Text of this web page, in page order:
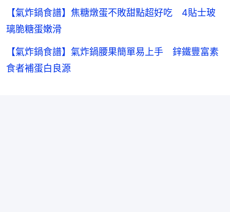
【氣炸鍋食譜】焦糖燉蛋不敗甜點超好吃 4貼士玻
璃脆糖蛋嫩滑
【氣炸鍋食譜】氣炸鍋腰果簡單易上手 鋅鐵豐富素
食者補蛋白良源